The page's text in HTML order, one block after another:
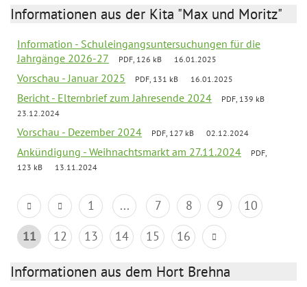
Informationen aus der Kita "Max und Moritz"
Information - Schuleingangsuntersuchungen für die
Jahrgänge 2026-27
PDF, 126 kB 16.01.2025
Vorschau - Januar 2025 PDF, 131 kB 16.01.2025
Bericht - Elternbrief zum Jahresende 2024
PDF, 139 kB
23.12.2024
Vorschau - Dezember 2024 PDF, 127 kB 02.12.2024
Ankündigung - Weihnachtsmarkt am 27.11.2024
PDF,
123 kB
13.11.2024
1 ... 7 8 9
10
11
12 13 14 15 16
Informationen aus dem Hort Brehna